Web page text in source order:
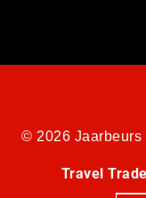
© 2026 Jaarbeurs
Travel